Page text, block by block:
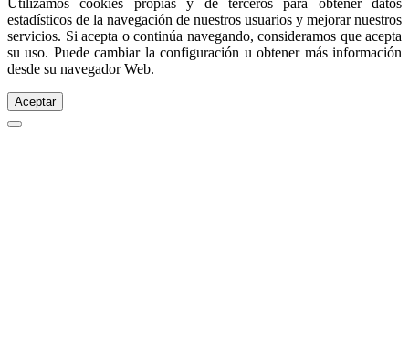
estadísticos de la navegación de nuestros usuarios y mejorar nuestros
servicios. Si acepta o continúa navegando, consideramos que acepta
su uso. Puede cambiar la configuración u obtener más información
desde su navegador Web.
Aceptar